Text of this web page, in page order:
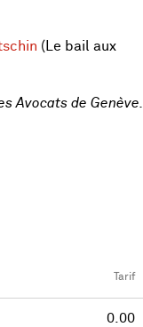
(Le bail aux
Avocats de Genève.
Tarif
0.00